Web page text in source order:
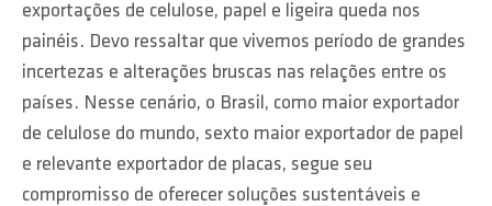
exportações de celulose, papel e ligeira queda nos
painéis. Devo ressaltar que vivemos período de grandes
incertezas e alterações bruscas nas relações entre os
países. Nesse cenário, o Brasil, como maior exportador
de celulose do mundo, sexto maior exportador de papel
e relevante exportador de placas, segue seu
compromisso de oferecer soluções sustentáveis e